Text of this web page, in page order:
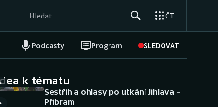
ČT
Podcasty Program SLEDOVAT
NEPŘEHLÉDNĚTE
Historické návraty
k tématu
Sestřih a ohlasy po utkání Jihlava –
Příbram